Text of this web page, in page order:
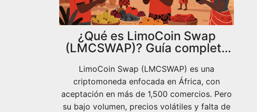
¿Qué es LimoCoin Swap
(LMCSWAP)? Guía completa
africana
LimoCoin Swap (LMCSWAP) es una
criptomoneda enfocada en África, con
aceptación en más de 1,500 comercios. Pero
su bajo volumen, precios volátiles y falta de